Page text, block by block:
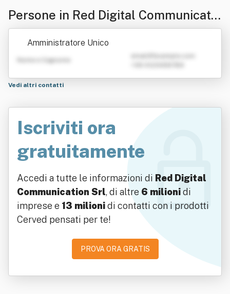
Persone in Red Digital Communicatio
n Srl
Amministratore Unico
Nome e Cognome
Vedi altri contatti
Iscriviti ora
gratuitamente
Accedi a tutte le informazioni di Red Digital
Communication Srl, di altre 6 milionidi
imprese e 13 milionidi contatti con i prodotti
Cerved pensati per te!
PROVA ORA GRATIS